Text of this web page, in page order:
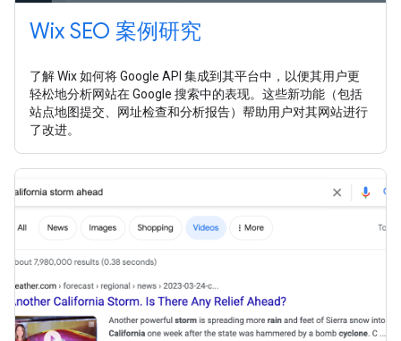
Wix SEO 案例研究
了解 Wix 如何将 Google API 集成到其平台中，以便其用户更
轻松地分析网站在 Google 搜索中的表现。这些新功能（包括
站点地图提交、网址检查和分析报告）帮助用户对其网站进行
了改进。